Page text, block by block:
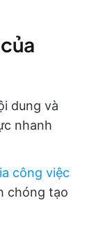
dung và
nhanh
công việc
chóng tạo